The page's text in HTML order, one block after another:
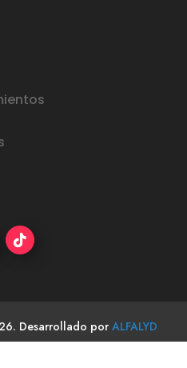
Desarrollado por ALFALYD